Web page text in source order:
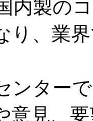
内製の
り、業
ター
意見、